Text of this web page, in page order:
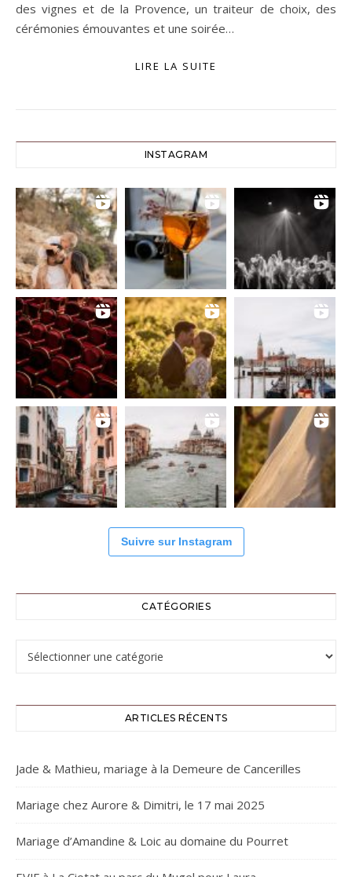
des vignes et de la Provence, un traiteur de choix, des
cérémonies émouvantes et une soirée…
LIRE LA SUITE
INSTAGRAM
Suivre sur Instagram
CATÉGORIES
Catégories
ARTICLES RÉCENTS
Jade & Mathieu, mariage à la Demeure de Cancerilles
Mariage chez Aurore & Dimitri, le 17 mai 2025
Mariage d’Amandine & Loic au domaine du Pourret